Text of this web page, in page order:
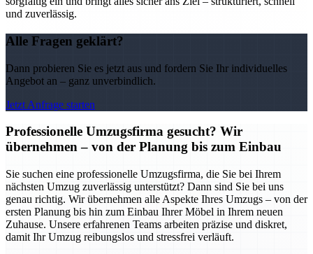
und zuverlässig.
Alle Fragen geklärt?
Dann probieren Sie es jetzt aus und fordern Sie Ihr individuelles
Angebot an – ganz unverbindlich.
Jetzt Anfrage starten
Professionelle Umzugsfirma gesucht? Wir
übernehmen – von der Planung bis zum Einbau
Sie suchen eine professionelle Umzugsfirma, die Sie bei Ihrem
nächsten Umzug zuverlässig unterstützt? Dann sind Sie bei uns
genau richtig. Wir übernehmen alle Aspekte Ihres Umzugs – von der
ersten Planung bis hin zum Einbau Ihrer Möbel in Ihrem neuen
Zuhause. Unsere erfahrenen Teams arbeiten präzise und diskret,
damit Ihr Umzug reibungslos und stressfrei verläuft.